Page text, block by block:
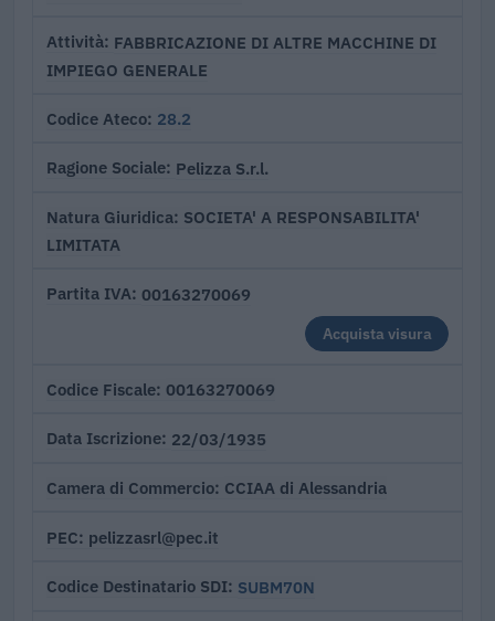
Attività FABBRICAZIONE DI ALTRE MACCHINE DI
IMPIEGO GENERALE
Codice Ateco 28.2
Ragione Sociale Pelizza S.r.l.
Natura Giuridica SOCIETA' A RESPONSABILITA'
LIMITATA
Partita IVA 00163270069
Acquista visura
Codice Fiscale 00163270069
Data Iscrizione 22/03/1935
Camera di Commercio CCIAA di Alessandria
PEC pelizzasrl@pec.it
Codice Destinatario SDI SUBM70N